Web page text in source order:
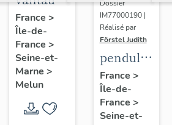
du
portail
central
France >
Île-de-
France >
Seine-et-
Marne >
Melun
Dossier
IM77000190 |
Réalisé par
Förstel Judith
pendule
et paire
de
chandeliers
France >
Île-de-
France >
Seine-et-